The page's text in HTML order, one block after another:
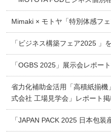
Mimaki × モトヤ「特別体感フ
「ビジネス構築フェア2025 」
「OGBS 2025」展示会レポー
省力化補助金活用「高積紙揃
式会社 工場見学会」レポート
「JAPAN PACK 2025 日本包装